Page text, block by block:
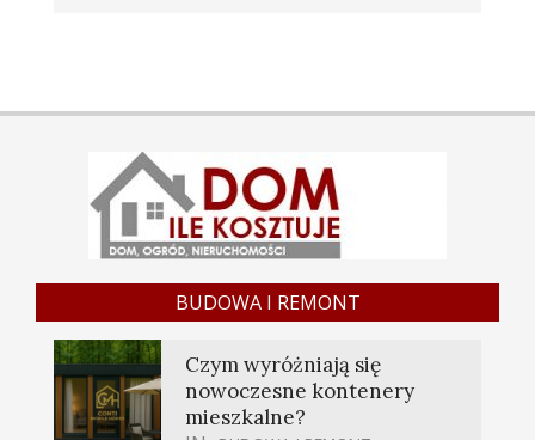
BUDOWA I REMONT
Czym wyróżniają się
nowoczesne kontenery
mieszkalne?